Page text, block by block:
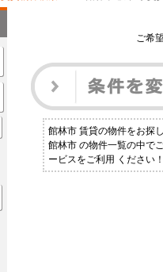
ご希
館林市 賃貸の物件をお探
館林市 の物件一覧の中で
ービスをご利用 ください